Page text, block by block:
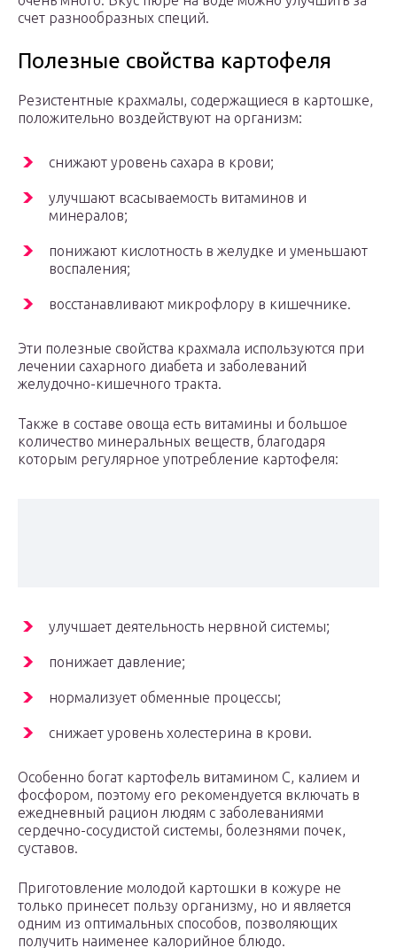
счет разнообразных специй.
Полезные свойства картофеля
Резистентные крахмалы, содержащиеся в картошке,
положительно воздействуют на организм:
снижают уровень сахара в крови;
улучшают всасываемость витаминов и
минералов;
понижают кислотность в желудке и уменьшают
воспаления;
восстанавливают микрофлору в кишечнике.
Эти полезные свойства крахмала используются при
лечении сахарного диабета и заболеваний
желудочно-кишечного тракта.
Также в составе овоща есть витамины и большое
количество минеральных веществ, благодаря
которым регулярное употребление картофеля:
улучшает деятельность нервной системы;
понижает давление;
нормализует обменные процессы;
снижает уровень холестерина в крови.
Особенно богат картофель витамином С, калием и
фосфором, поэтому его рекомендуется включать в
ежедневный рацион людям с заболеваниями
сердечно-сосудистой системы, болезнями почек,
суставов.
Приготовление молодой картошки в кожуре не
только принесет пользу организму, но и является
одним из оптимальных способов, позволяющих
получить наименее калорийное блюдо.